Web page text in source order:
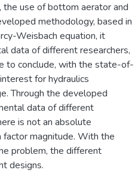
the use of bottom aerator and
methodology, based in
Weisbach equation, it
data of different researchers,
to conclude, with the state-of-
for hydraulics
Through the developed
data of different
is not an absolute
magnitude. With the
problem, the different
designs.